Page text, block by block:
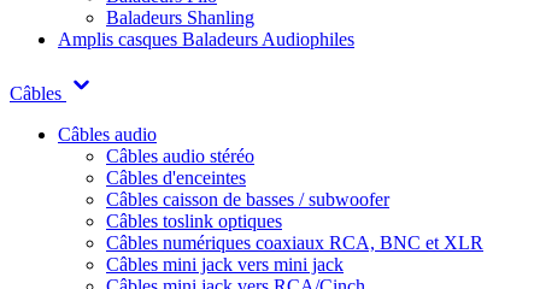
Baladeurs Shanling
Amplis casques Baladeurs Audiophiles
Câbles
Câbles audio
Câbles audio stéréo
Câbles d'enceintes
Câbles caisson de basses / subwoofer
Câbles toslink optiques
Câbles numériques coaxiaux RCA, BNC et XLR
Câbles mini jack vers mini jack